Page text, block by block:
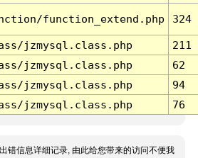
function_extend.php 324
jzmysql.class.php
211
jzmysql.class.php
62
jzmysql.class.php
94
jzmysql.class.php 76
错信息详细记录, 由此给您带来的访问不便我